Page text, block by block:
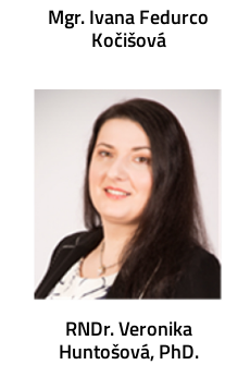
Mgr. Ivana Fedurco
Kočišová
RNDr. Veronika
Huntošová, PhD.